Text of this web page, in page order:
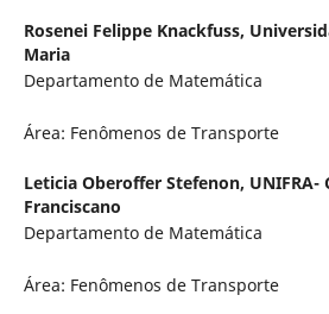
Rosenei Felippe Knackfuss,
Maria
Departamento de Matemática
Área: Fenômenos de Transporte
Leticia Oberoffer Stefenon,
Franciscano
Departamento de Matemática
Área: Fenômenos de Transporte